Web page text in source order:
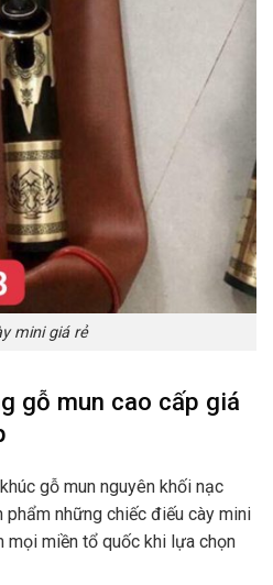
mini giá rẻ
gỗ mun cao cấp giá
gỗ mun nguyên khối nạc
những chiếc điếu cày mini
mọi miền tổ quốc khi lựa chọn